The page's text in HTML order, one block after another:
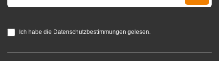
Ich habe die Datenschutzbestimmungen gelesen.